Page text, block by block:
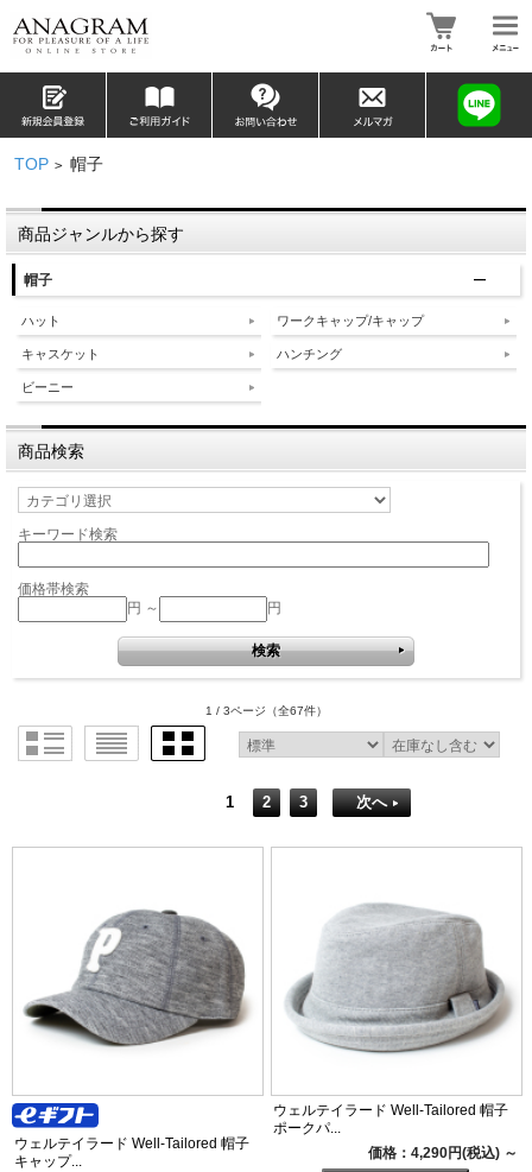
TOP > 帽子
商品ジャンルから探す
帽子
ハット
キャスケット
ビーニー
ワークキャップ/キャップ
ハンチング
商品検索
キーワード検索
価格帯検索
円 ～
円
1 / 3ページ （全67件）
1 2 3 次へ
ウェルテイラード Well-Tailored 帽子
キャップ...
ウェルテイラード Well-Tailored 帽子
ポークパ...
価格：4,290円(税込) ～